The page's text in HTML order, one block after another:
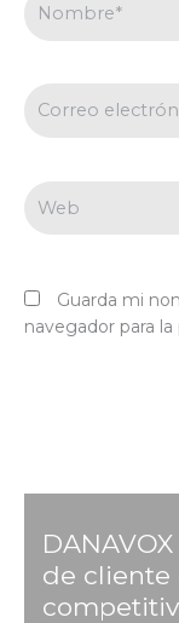
electrónico*
Guarda mi
navegador para
de cliente